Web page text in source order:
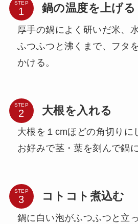
STEP 鍋の温度を上げる
厚手の鍋によく研いだ米、
ふつふつと沸くまで、フタ
かける。
STEP 大根を入れる
大根を１cmほどの角切りに
お好みで茎・葉を刻んで鍋
STEP コトコト煮込む
鍋に白い泡がふつふつと立